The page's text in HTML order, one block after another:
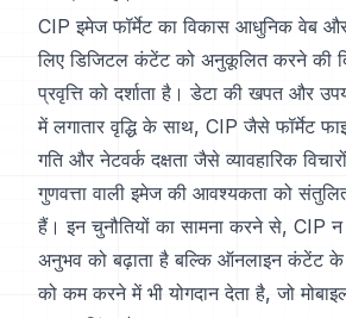
CIP इमेज फॉर्मेट का विकास आधुनिक वेब और
लिए डिजिटल कंटेंट को अनुकूलित करने की
प्रवृत्ति को दर्शाता है। डेटा की खपत और
में लगातार वृद्धि के साथ, CIP जैसे फॉर्मेट
गति और नेटवर्क दक्षता जैसे व्यावहारिक
गुणवत्ता वाली इमेज की आवश्यकता को
हैं। इन चुनौतियों का सामना करने से, CIP
अनुभव को बढ़ाता है बल्कि ऑनलाइन कंटेंट
को कम करने में भी योगदान देता है, जो